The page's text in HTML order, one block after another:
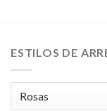
ESTILOS DE